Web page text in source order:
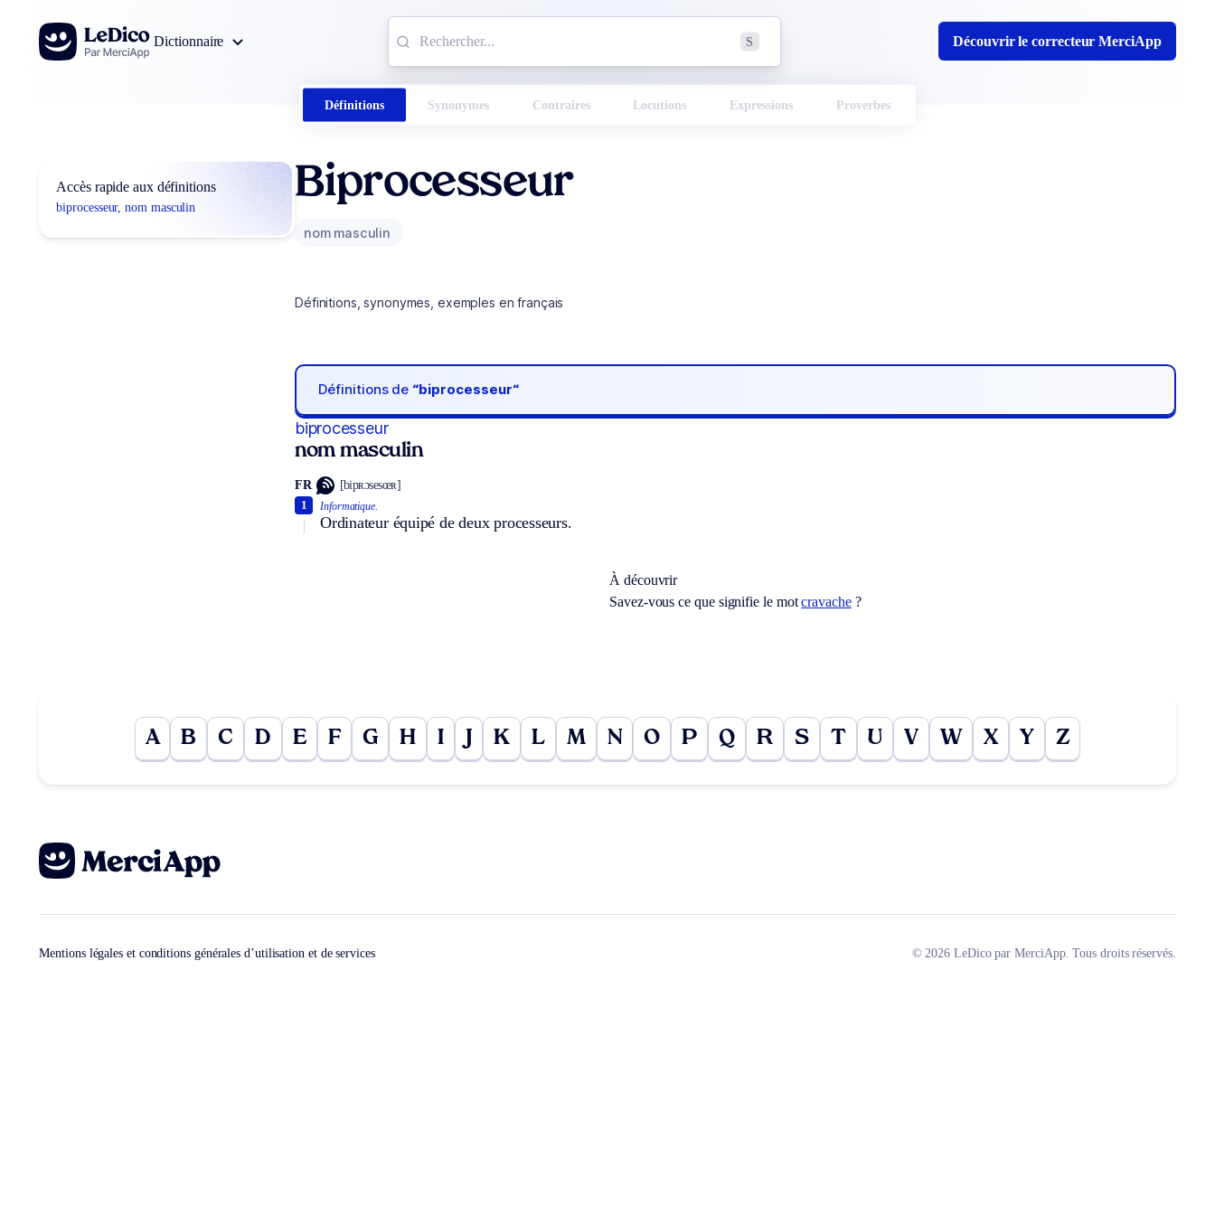
Aller au contenu
Dictionnaire
S Découvrir le correcteur MerciApp
Définitions Synonymes Contraires Locutions Expressions Proverbes
Accès rapide aux définitions
biprocesseur, nom masculin
Biprocesseur
nom masculin
Définitions, synonymes, exemples en français
Définitions de “biprocesseur“
biprocesseur
nom masculin
FR [bipʀɔsesœʀ]
Informatique.
Ordinateur équipé de deux processeurs.
1
À découvrir
Savez-vous ce que signifie le motcravache?
A B C D E F G H I K L M N O P Q R S T U V W X Y Z
Mentions légales et conditions générales d’utilisation et de services © 2026 LeDico par MerciApp. Tous droits réservés.